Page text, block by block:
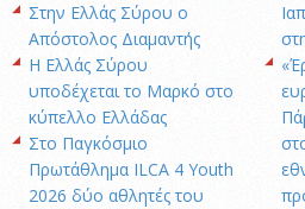
Στην Ελλάς Σύρου ο
Απόστολος Διαμαντής
Η Ελλάς Σύρου
υποδέχεται το Μαρκό στο
κύπελλο Ελλάδας
Στο Παγκόσμιο
Πρωτάθλημα ILCA 4 Youth
2026 δύο αθλητές του